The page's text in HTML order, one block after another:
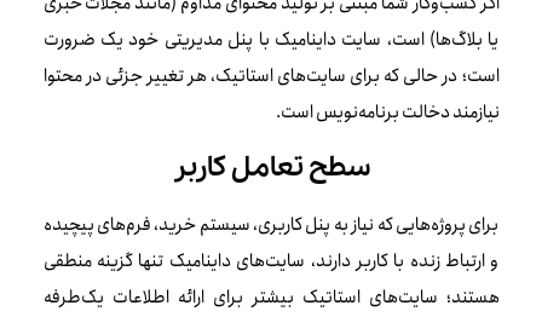
یا بلاگ‌ها) است، سایت داینامیک با پنل مدیریتی خود یک ضرورت
است؛ در حالی که برای سایت‌های استاتیک، هر تغییر جزئی در محتوا
نیازمند دخالت برنامه‌نویس است.
سطح تعامل کاربر
برای پروژه‌هایی که نیاز به پنل کاربری، سیستم خرید، فرم‌های پیچیده
و ارتباط زنده با کاربر دارند، سایت‌های داینامیک تنها گزینه منطقی
هستند؛ سایت‌های استاتیک بیشتر برای ارائه اطلاعات یک‌طرفه